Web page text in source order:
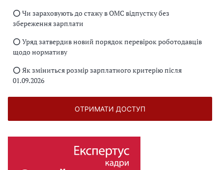
⭕️ Чи зараховують до стажу в ОМС відпустку без
збереження зарплати
⭕️ Уряд затвердив новий порядок перевірок роботодавців
щодо нормативу
⭕️ Як зміниться розмір зарплатного критерію після
01.09.2026
ОТРИМАТИ ДОСТУП